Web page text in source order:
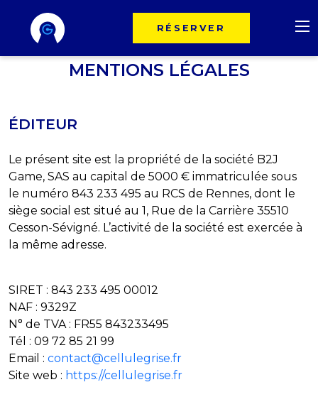
RÉSERVER
MENTIONS LÉGALES
ÉDITEUR
Le présent site est la propriété de la société B2J
Game, SAS au capital de 5000 € immatriculée sous
le numéro 843 233 495 au RCS de Rennes, dont le
siège social est situé au 1, Rue de la Carrière 35510
Cesson-Sévigné. L’activité de la société est exercée à
la même adresse.
SIRET : 843 233 495 00012
NAF : 9329Z
N° de TVA : FR55 843233495
Tél : 09 72 85 21 99
Email : contact@cellulegrise.fr
Site web : https://cellulegrise.fr